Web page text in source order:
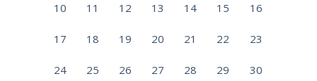
10 11 12 13 14 15 16
17 18 19 20 21 22 23
24 25 26 27 28 29 30